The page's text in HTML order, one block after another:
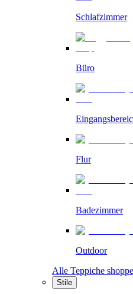
Schlafzimmer
Büro
Flur
Badezimmer
Outdoor
Alle Teppiche
Stile